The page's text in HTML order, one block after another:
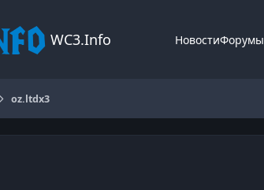
WC3.Info НовостиФорумы
oz.ltdx3